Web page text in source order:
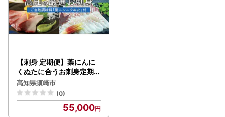
【刺身 定期便】葉にんに
くぬたに合うお刺身定期便
4ヶ月
高知県須崎市
(0)
55,000